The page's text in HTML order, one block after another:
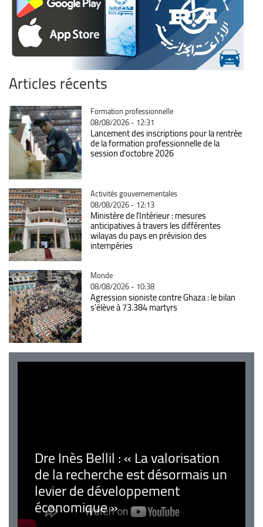
Articles récents
Catégorie
Formation professionnelle
08/08/2026 - 12:31
Lancement des inscriptions pour la rentrée
de la formation professionnelle de la
session d'octobre 2026
Catégorie
Activités gouvernementales
08/08/2026 - 12:13
Ministère de l'Intérieur : mesures
anticipatives à travers les différentes
wilayas du pays en prévision des
intempéries
Catégorie
Monde
08/08/2026 - 10:38
Agression sioniste contre Ghaza : le bilan
s'élève à 73.384 martyrs
Dre Inès Bellil : « La valorisation
de la recherche est désormais un
levier de développement
économique »